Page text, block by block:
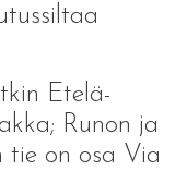
Etelä-
Runon ja
tie on osa Via